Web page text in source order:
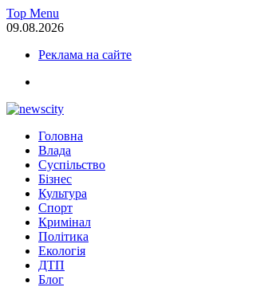
Skip
to
Top Menu
09.08.2026
Реклама на сайте
NewsCity — свежие новости Запорожья сегодня
Новости Запорожья и Запорожской области
Головна
Влада
Суспільство
Бізнес
Культура
Спорт
Кримінал
Політика
Екологія
ДТП
Блог